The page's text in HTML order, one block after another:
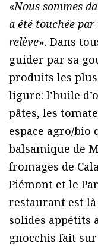
«Nous sommes
a été touchée
relève». Dans
guider par sa
produits les
ligure: l’huile
pâtes, les
espace agro/
balsamique de
fromages de
Piémont et le
restaurant est
solides appétits
gnocchis fait